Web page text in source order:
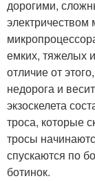
дорогими,
емких, тяжелых
отличие от
недорога и
экзоскелета
троса, которые
тросы
спускаются по
ботинок.